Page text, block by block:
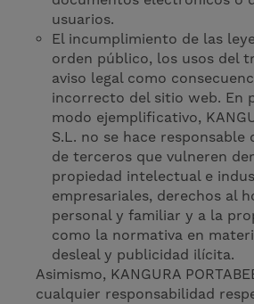
usuarios.
El incumplimiento de las
orden público, los usos del
aviso legal como
incorrecto del sitio web. En
modo ejemplificativo,
S.L. no se hace responsable
de terceros que vulneren
propiedad intelectual e
empresariales, derechos al
personal y familiar y a la
como la normativa en
desleal y publicidad ilícita.
Asimismo, KANGURA
cualquier responsabilidad